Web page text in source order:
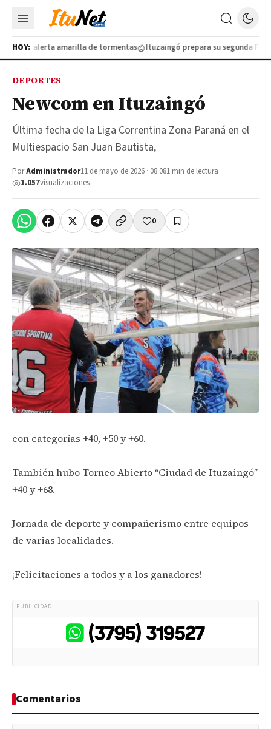
HOY:
por alerta amarilla de tormentas Ituzaingó prepara su segunda Feria
DEPORTES
Newcom en Ituzaingó
Última fecha de la Liga Correntina Zona Paraná en el
Multiespacio San Juan Bautista,
PorAdministrador11 de mayo de 2026 · 08:081 min de lectura
1.057visualizaciones
0
con categorías +40, +50 y +60.
También hubo Torneo Abierto “Ciudad de Ituzaingó”
+40 y +68.
Jornada de deporte y compañerismo entre equipos
de varias localidades.
¡Felicitaciones a todos y a los ganadores!
PUBLICIDAD
Comentarios